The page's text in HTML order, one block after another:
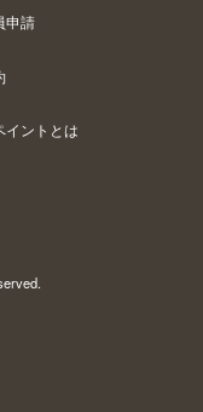
申請
イントとは